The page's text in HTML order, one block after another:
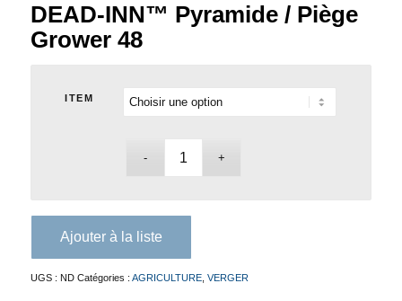
DEAD-INN™ Pyramide / Piège
Grower 48
ITEM
Ajouter à la liste
UGS : ND Catégories : AGRICULTURE, VERGER